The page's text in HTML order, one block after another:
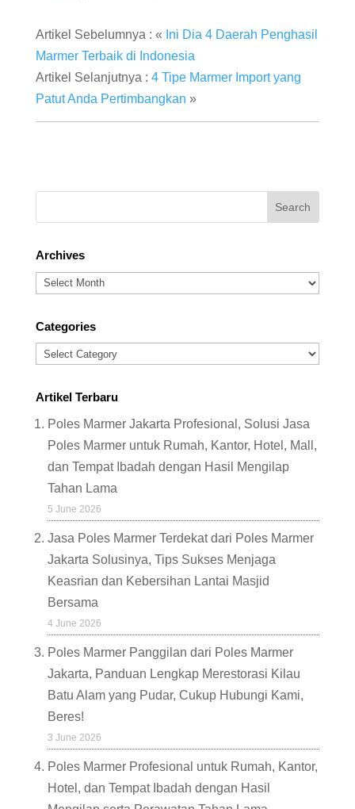
Artikel Sebelumnya : « Ini Dia 4 Daerah Penghasil
Marmer Terbaik di Indonesia
Artikel Selanjutnya : 4 Tipe Marmer Import yang
Patut Anda Pertimbangkan »
Archives
Archives
Categories
Categories
Artikel Terbaru
Poles Marmer Jakarta Profesional, Solusi Jasa
Poles Marmer untuk Rumah, Kantor, Hotel, Mall,
dan Tempat Ibadah dengan Hasil Mengilap
Tahan Lama
5 June 2026
Jasa Poles Marmer Terdekat dari Poles Marmer
Jakarta Solusinya, Tips Sukses Menjaga
Keasrian dan Kebersihan Lantai Masjid
Bersama
4 June 2026
Poles Marmer Panggilan dari Poles Marmer
Jakarta, Panduan Lengkap Merestorasi Kilau
Batu Alam yang Pudar, Cukup Hubungi Kami,
Beres!
3 June 2026
Poles Marmer Profesional untuk Rumah, Kantor,
Hotel, dan Tempat Ibadah dengan Hasil